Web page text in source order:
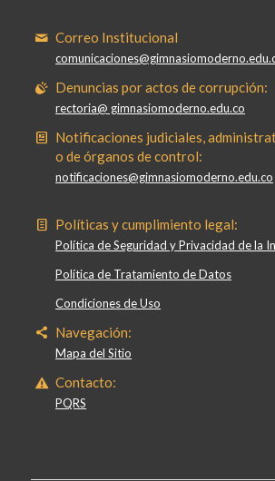
Correo Institucional
Denuncias por actos de corrupción:
rectoria@ gimnasiomoderno.edu.co
Notificaciones judiciales,
o de órganos de control:
notificaciones@gimnasiomoderno.edu.co
Políticas y cumplimiento legal:
Política de Seguridad y Privacidad de la
Política de Tratamiento de Datos
Condiciones de Uso
Navegación:
Mapa del Sitio
Contacto:
PQRS